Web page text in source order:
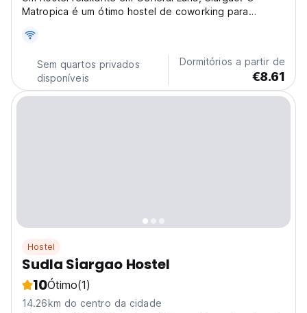
Matropica é um ótimo hostel de coworking para
spots de surf de Siargao. (Auto-translated from original
Sem quartos privados
disponíveis
Dormitórios a partir de
€8.61
Hostel
Sudla Siargao Hostel
10Ótimo(1)
14.26km do centro da cidade